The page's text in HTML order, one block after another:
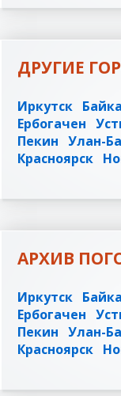
ДРУГИЕ
Иркутск
Ербогачен
Пекин Улан-
Красноярск
АРХИВ
Иркутск
Ербогачен
Пекин Улан-
Красноярск